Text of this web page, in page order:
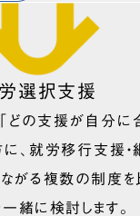
選択支援
どの支援が自分に
に、就労移行支援・
がる複数の制度を
緒に検討します。